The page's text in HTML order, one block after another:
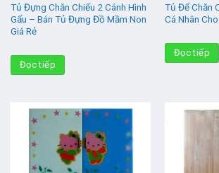
Tủ Đựng Chăn Chiếu 2 Cánh Hình
Gấu – Bán Tủ Đựng Đồ Mầm Non
Giá Rẻ
Đọc tiếp
Tủ Để Chăn
Cá Nhân
Đọc tiếp